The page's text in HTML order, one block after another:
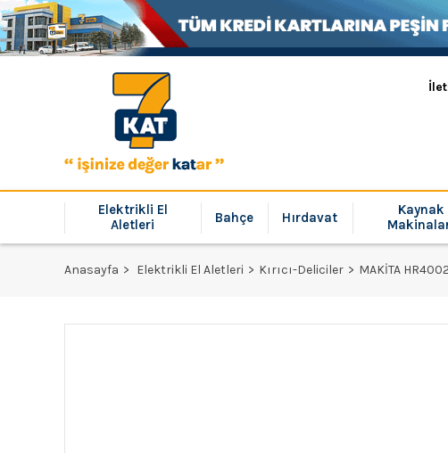
Elektrikli El
Aletleri
Bahçe Hırdavat
Kaynak
Anasayfa Elektrikli El Aletleri Kırıcı-Deliciler MAKİTA